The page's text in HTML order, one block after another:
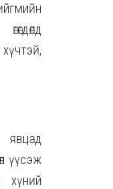
явцад
үүсэж
хүний